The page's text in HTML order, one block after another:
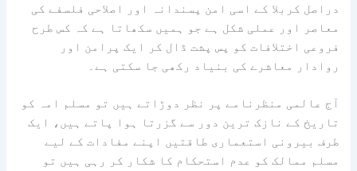
دراصل کربلا کے اسی امن پسندانہ اور اصلاحی فلسفے کی
معاصر اور عملی شکل ہے جو ہمیں سکھاتا ہے کہ کس طرح
فروعی اختلافات کو پس پشت ڈال کر ایک پرامن اور
روادار معاشرے کی بنیاد رکھی جا سکتی ہے۔
آج عالمی منظرنامے پر نظر دوڑاتے ہیں تو مسلم امہ کو
تاریخ کے نازک ترین دور سے گزرتا ہوا پاتے ہیں، ایک
طرف بیرونی استعماری طاقتیں اپنے مفادات کے لیے
مسلم ممالک کو عدم استحکام کا شکار کر رہی ہیں تو